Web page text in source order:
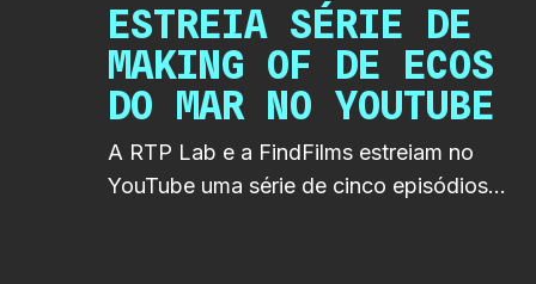
ESTREIA SÉRIE DE
MAKING OF DE ECOS
DO MAR NO YOUTUBE
A RTP Lab e a FindFilms estreiam no
YouTube uma série de cinco episódios